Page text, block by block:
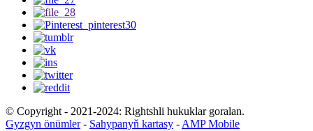
© Copyright - 2021-2024: Rightshli hukuklar goralan.
Gyzgyn önümler- Sahypanyň kartasy - AMP Mobile